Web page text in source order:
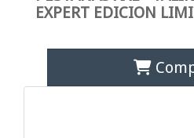
EXPERT EDICION